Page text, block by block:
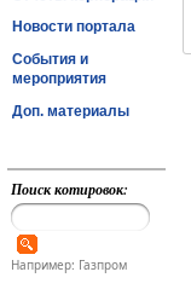
Новости портала
События и
мероприятия
Доп. материалы
Поиск котировок:
Например: Газпром